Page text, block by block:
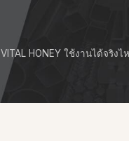
VITAL HONEY ใช้งานได้จริง